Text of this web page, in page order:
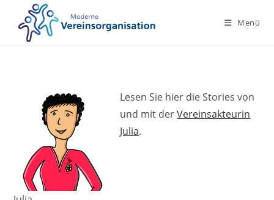
Inhalt
springen
Menü
Lesen Sie hier die Stories von
und mit derVereinsakteurin
Julia.